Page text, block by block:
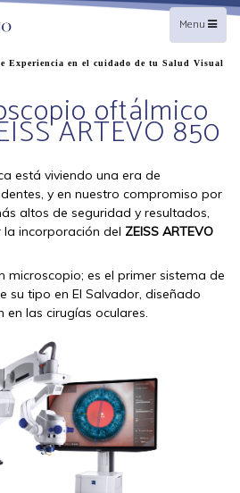
Toggle
navigation
Menu
Experiencia en el cuidado de tu Salud Visual
oftálmico
ARTEVO 850
está viviendo una era de
y en nuestro compromiso por
altos de seguridad y resultados,
la incorporación del ZEISS ARTEVO
microscopio; es el primer sistema de
su tipo en El Salvador, diseñado
las cirugías oculares.